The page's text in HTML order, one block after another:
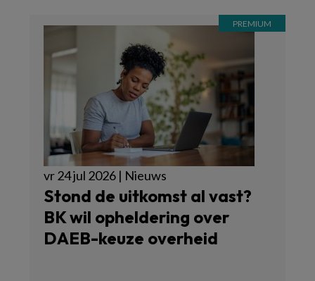
vr 24 jul 2026 | Nieuws
Stond de uitkomst al vast?
BK wil opheldering over
DAEB-keuze overheid